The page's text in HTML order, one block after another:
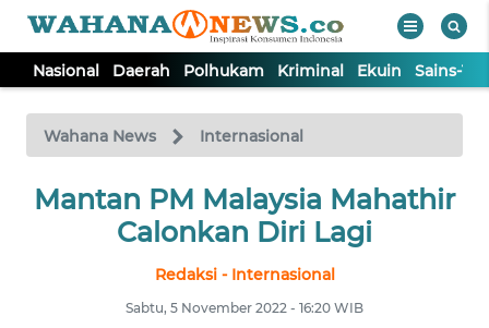
Nasional Daerah Polhukam Kriminal Ekuin Sains-
Wahana News Internasional
Mantan PM Malaysia Mahathir
Calonkan Diri Lagi
Redaksi - Internasional
Sabtu, 5 November 2022 - 16:20 WIB
TV
Tutup
NASIONAL